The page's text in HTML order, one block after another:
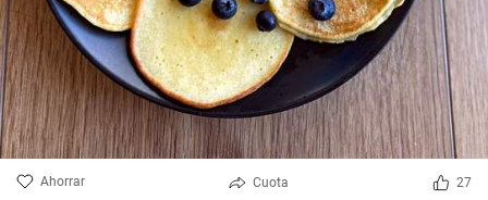
Ahorrar Cuota 27